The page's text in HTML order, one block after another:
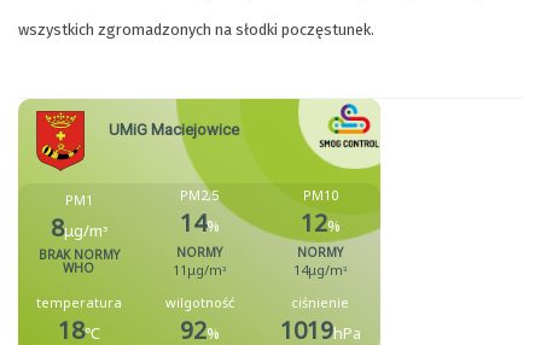
wszystkich zgromadzonych na słodki poczęstunek.